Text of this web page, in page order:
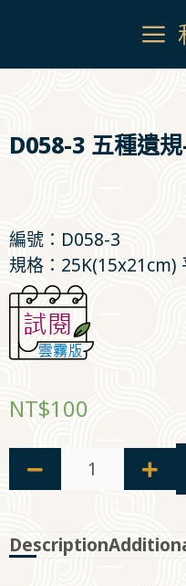
D058-3 五種遺
編號：D058-3
規格：
NT$100
Description